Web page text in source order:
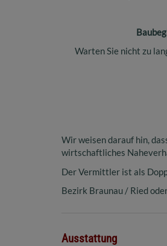
Warten Sie nicht zu
Wir weisen darauf hin,
wirtschaftliches
Der Vermittler ist als
Bezirk Braunau / Ried
Ausstattung